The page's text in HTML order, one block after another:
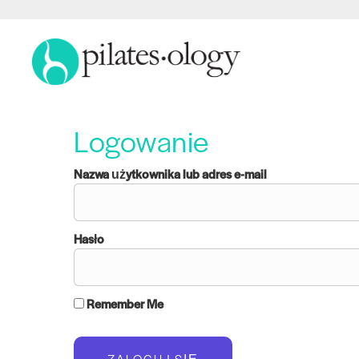
Logowanie
Nazwa użytkownika lub adres e-mail
Hasło
Remember Me